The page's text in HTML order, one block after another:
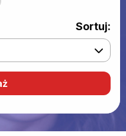
Sortuj: